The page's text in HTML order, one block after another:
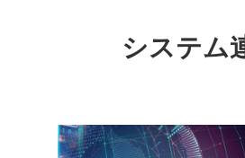
システム